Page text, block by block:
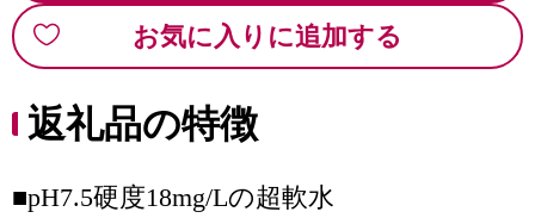
お気に入りに追加する
返礼品の特徴
■pH7.5硬度18mg/Lの超軟水